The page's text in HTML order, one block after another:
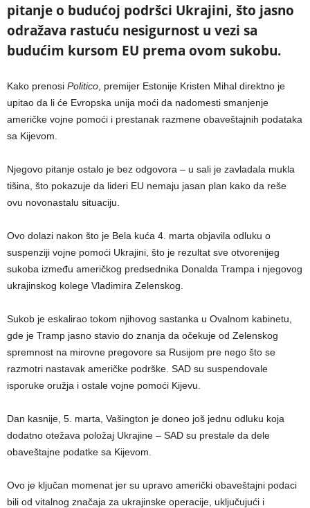
pitanje o budućoj podršci Ukrajini, što jasno
odražava rastuću nesigurnost u vezi sa
budućim kursom EU prema ovom sukobu.
Kako prenosi Politico , premijer Estonije Kristen Mihal direktno je
upitao da li će Evropska unija moći da nadomesti smanjenje
američke vojne pomoći i prestanak razmene obaveštajnih podataka
sa Kijevom.
Njegovo pitanje ostalo je bez odgovora – u sali je zavladala mukla
tišina, što pokazuje da lideri EU nemaju jasan plan kako da reše
ovu novonastalu situaciju.
Ovo dolazi nakon što je Bela kuća 4. marta objavila odluku o
suspenziji vojne pomoći Ukrajini, što je rezultat sve otvorenijeg
sukoba između američkog predsednika Donalda Trampa i njegovog
ukrajinskog kolege Vladimira Zelenskog.
Sukob je eskalirao tokom njihovog sastanka u Ovalnom kabinetu,
gde je Tramp jasno stavio do znanja da očekuje od Zelenskog
spremnost na mirovne pregovore sa Rusijom pre nego što se
razmotri nastavak američke podrške. SAD su suspendovale
isporuke oružja i ostale vojne pomoći Kijevu.
Dan kasnije, 5. marta, Vašington je doneo još jednu odluku koja
dodatno otežava položaj Ukrajine – SAD su prestale da dele
obaveštajne podatke sa Kijevom.
Ovo je ključan momenat jer su upravo američki obaveštajni podaci
bili od vitalnog značaja za ukrajinske operacije, uključujući i